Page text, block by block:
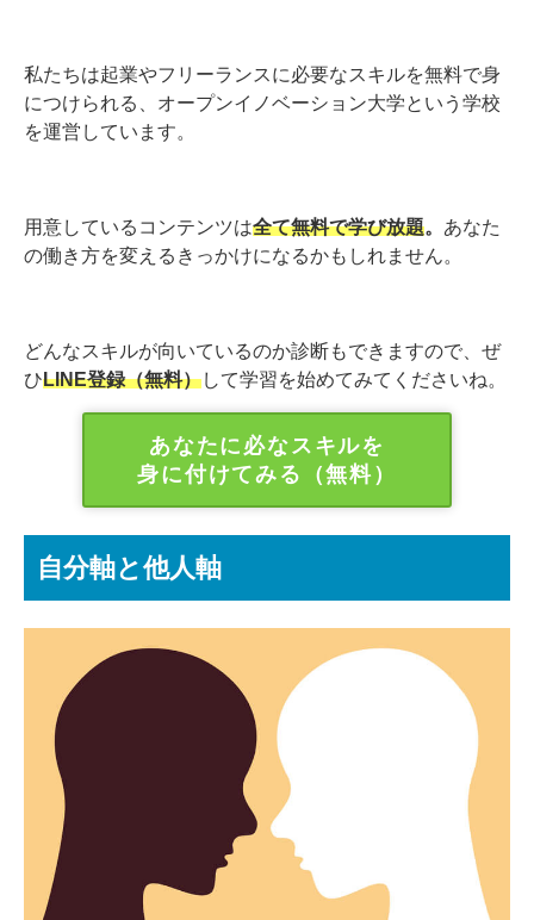
私たちは起業やフリーランスに必要なスキルを無料で身
につけられる、オープンイノベーション大学という学校
を運営しています。
用意しているコンテンツは全て無料で学び放題。 あなた
の働き方を変えるきっかけになるかもしれません。
どんなスキルが向いているのか診断もできますので、ぜ
ひLINE登録（無料）して学習を始めてみてくださいね。
あなたに必なスキルを
身に付けてみる（無料）
自分軸と他人軸